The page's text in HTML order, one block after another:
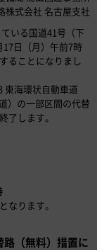
株式会社 名古屋支社
いる国道41号（下
日（月）午前7時
ることになりまし
東海環状自動車道
）の一部区間の代替
了します。
なります。
（無料）措置に